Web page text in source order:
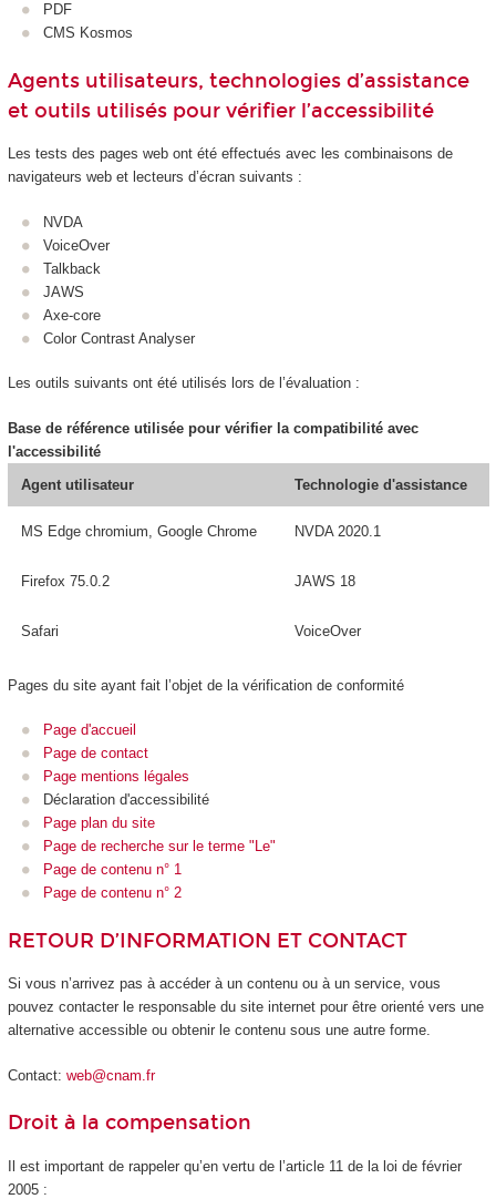
PDF
CMS Kosmos
Agents utilisateurs, technologies d’assistance
et outils utilisés pour vérifier l’accessibilité
Les tests des pages web ont été effectués avec les combinaisons de
navigateurs web et lecteurs d’écran suivants :
NVDA
VoiceOver
Talkback
JAWS
Axe-core
Color Contrast Analyser
Les outils suivants ont été utilisés lors de l’évaluation :
Base de référence utilisée pour vérifier la compatibilité avec
l'accessibilité
Agent utilisateur
Technologie d'assistance
MS Edge chromium, Google Chrome NVDA 2020.1
Firefox 75.0.2 JAWS 18
Safari VoiceOver
Pages du site ayant fait l’objet de la vérification de conformité
Page d'accueil
Page de contact
Page mentions légales
Déclaration d'accessibilité
Page plan du site
Page de recherche sur le terme "Le"
Page de contenu n° 1
Page de contenu n° 2
RETOUR D’INFORMATION ET CONTACT
Si vous n’arrivez pas à accéder à un contenu ou à un service, vous
pouvez contacter le responsable du site internet pour être orienté vers une
alternative accessible ou obtenir le contenu sous une autre forme.
Contact: web@cnam.fr
Droit à la compensation
Il est important de rappeler qu’en vertu de l’article 11 de la loi de février
2005 :